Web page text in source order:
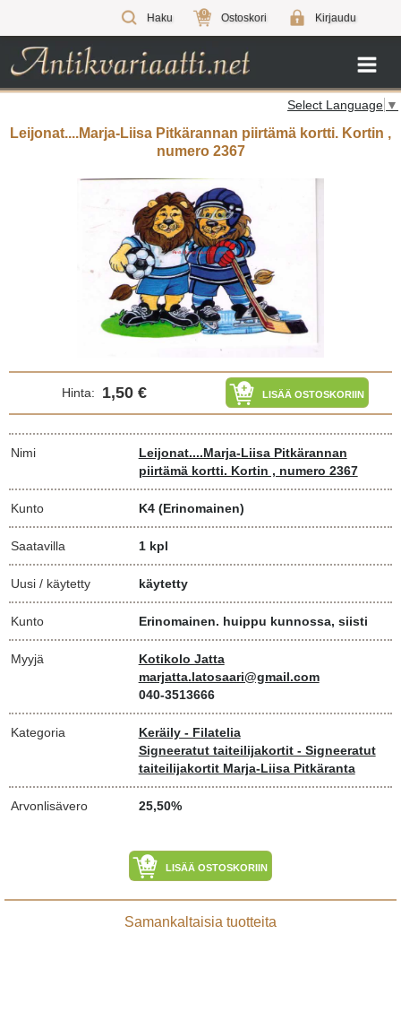
Haku 0 Ostoskori Kirjaudu
Select Language ▼
Leijonat....Marja-Liisa Pitkärannan piirtämä kortti. Kortin ,
numero 2367
Hinta: 1,50 € LISÄÄ OSTOSKORIIN
Nimi
Leijonat....Marja-Liisa Pitkärannan
piirtämä kortti. Kortin , numero 2367
Kunto K4 (Erinomainen)
Saatavilla 1 kpl
Uusi / käytetty käytetty
Kunto Erinomainen. huippu kunnossa, siisti
Myyjä
Kotikolo Jatta
marjatta.latosaari@gmail.com
040-3513666
Kategoria
Keräily - Filatelia
Signeeratut taiteilijakortit - Signeeratut
taiteilijakortit Marja-Liisa Pitkäranta
Arvonlisävero 25,50%
LISÄÄ OSTOSKORIIN
Samankaltaisia tuotteita